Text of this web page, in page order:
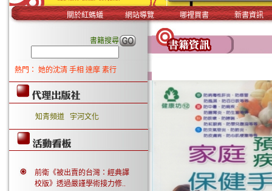
關於紅螞蟻 網站導覽 哪裡買書 新書資訊
書籍搜尋
熱門： 她的沈清 手相 達摩 素行
知青頻道 宇河文化
前衛《被出賣的台灣：經典譯
校版》透過嚴謹學術接力修..